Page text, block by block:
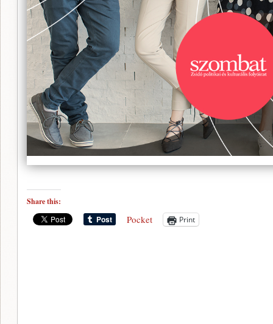
Share this:
Pocket Print